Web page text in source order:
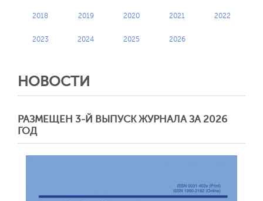
2018 2019 2020 2021 2022
2023 2024 2025 2026
НОВОСТИ
РАЗМЕЩЕН 3-Й ВЫПУСК ЖУРНАЛА ЗА 2026
ГОД